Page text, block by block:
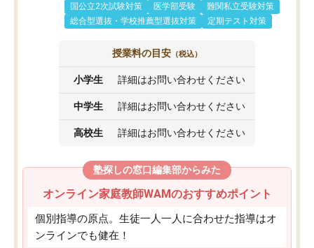
国公立2次試験対策
医学部受験
難関私立受験対策
総合型選抜・学校推薦型選抜対策
定期テスト対策
授業料の目安 （税込）
小学生 詳細はお問い合わせください
中学生 詳細はお問い合わせください
高校生 詳細はお問い合わせください
塾探しの窓口編集部からみた
オンライン家庭教師WAMのおすすめポイント
個別指導の原点。生徒一人一人に合わせた指導はオ
ンラインでも健在！